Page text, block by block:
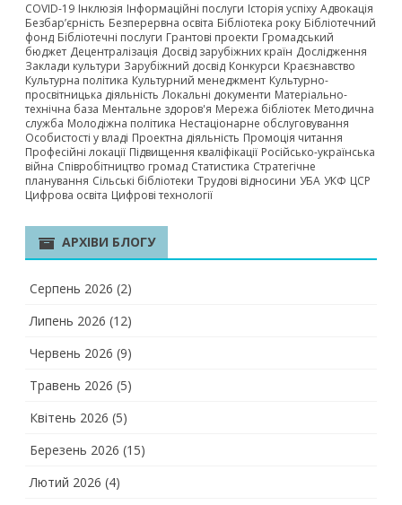
COVID-19 Інклюзія Інформаційні послуги Історія успіху Адвокація
Безбар’єрність Безперервна освіта Бібліотека року Бібліотечний
фонд Бібліотечні послуги Грантові проекти Громадський
бюджет Децентралізація Досвід зарубіжних країн Дослідження
Заклади культури Зарубіжний досвід Конкурси Краєзнавство
Культурна політика Культурний менеджмент Культурно-
просвітницька діяльність Локальні документи Матеріально-
технічна база Ментальне здоров'я Мережа бібліотек Методична
служба Молодіжна політика Нестаціонарне обслуговування
Особистості у владі Проектна діяльність Промоція читання
Професійні локації Підвищення кваліфікації Російсько-українська
війна Співробітництво громад Статистика Стратегічне
планування Сільські бібліотеки Трудові відносини УБА УКФ ЦСР
Цифрова освіта Цифрові технології
АРХІВИ БЛОГУ
Серпень 2026 (2)
Липень 2026 (12)
Червень 2026 (9)
Травень 2026 (5)
Квітень 2026 (5)
Березень 2026 (15)
Лютий 2026 (4)